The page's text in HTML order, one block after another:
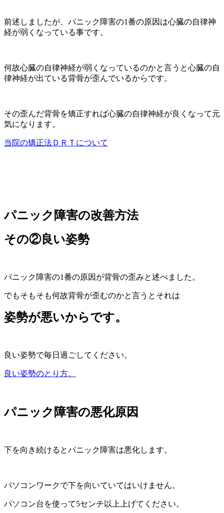
前述しましたが、パニック障害の1番の原因は心臓の自律神
経が弱くなっている事です。
何故心臓の自律神経が弱くなっているのかと言うと心臓の自
律神経が出ている背骨が歪んでいるからです。
その歪んだ背骨を矯正すれば心臓の自律神経が良くなって元
気になります。
当院の矯正法ＤＲＴについて
パニック障害の改善方法
その②良い姿勢
パニック障害の1番の原因が背骨の歪みと述べました。
でもそもそも何故背骨が歪むのかと言うとそれは
姿勢が悪いからです。
良い姿勢で毎日過ごしてください。
良い姿勢のとり方。
パニック障害の悪化原因
下を向き続けるとパニック障害は悪化します。
パソコンワークで下を向いていてはいけません。
パソコン台を使って5センチ以上上げてください。